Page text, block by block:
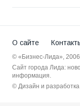
О сайте
© «Бизнес-Лида»,
Сайт города Лида:
информация.
© Дизайн и разработка